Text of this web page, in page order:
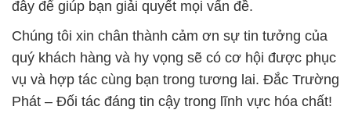
đây để giúp bạn giải quyết mọi vấn đề.
Chúng tôi xin chân thành cảm ơn sự tin tưởng của
quý khách hàng và hy vọng sẽ có cơ hội được phục
vụ và hợp tác cùng bạn trong tương lai. Đắc Trường
Phát – Đối tác đáng tin cậy trong lĩnh vực hóa chất!